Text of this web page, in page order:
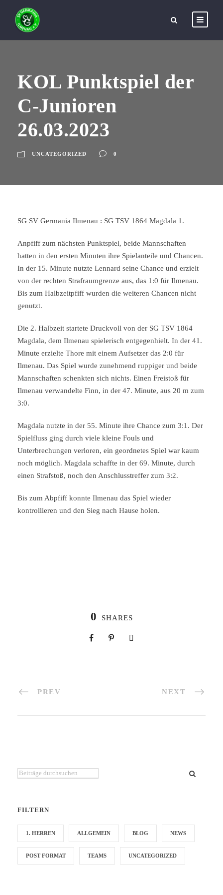
KOL Punktspiel der
C-Junioren
26.03.2023
UNCATEGORIZED 0
SG SV Germania Ilmenau : SG TSV 1864 Magdala 1.
Anpfiff zum nächsten Punktspiel, beide Mannschaften
hatten in den ersten Minuten ihre Spielanteile und Chancen.
In der 15. Minute nutzte Lennard seine Chance und erzielt
von der rechten Strafraumgrenze aus, das 1:0 für Ilmenau.
Bis zum Halbzeitpfiff wurden die weiteren Chancen nicht
genutzt.
Die 2. Halbzeit startete Druckvoll von der SG TSV 1864
Magdala, dem Ilmenau spielerisch entgegenhielt. In der 41.
Minute erzielte Thore mit einem Aufsetzer das 2:0 für
Ilmenau. Das Spiel wurde zunehmend ruppiger und beide
Mannschaften schenkten sich nichts. Einen Freistoß für
Ilmenau verwandelte Finn, in der 47. Minute, aus 20 m zum
3:0.
Magdala nutzte in der 55. Minute ihre Chance zum 3:1. Der
Spielfluss ging durch viele kleine Fouls und
Unterbrechungen verloren, ein geordnetes Spiel war kaum
noch möglich. Magdala schaffte in der 69. Minute, durch
einen Strafstoß, noch den Anschlusstreffer zum 3:2.
Bis zum Abpfiff konnte Ilmenau das Spiel wieder
kontrollieren und den Sieg nach Hause holen.
0 SHARES
PREV NEXT
Du suchst etwas bestimmtes?
FILTERN
1. HERREN ALLGEMEIN BLOG NEWS
POST FORMAT TEAMS UNCATEGORIZED